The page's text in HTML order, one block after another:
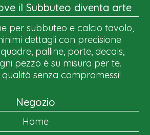
il Subbuteo diventa arte
per subbuteo e calcio tavolo,
dettagli con precisione
palline, porte, decals,
pezzo è su misura per te.
qualità senza compromessi!
Negozio
Home